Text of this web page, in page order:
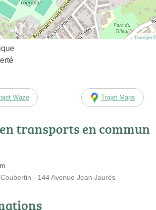
Corriger
Waze Trajet Maps
transports en commun
- 144 Avenue Jean Jaurès